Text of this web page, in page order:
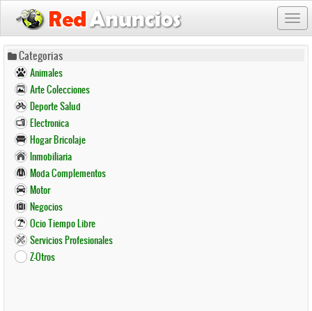
Pasar
contenido
principal
Categorias
Animales
Arte Colecciones
Deporte Salud
Electronica
Hogar Bricolaje
Inmobiliaria
Moda Complementos
Motor
Negocios
Ocio Tiempo Libre
Servicios Profesionales
Z-Otros